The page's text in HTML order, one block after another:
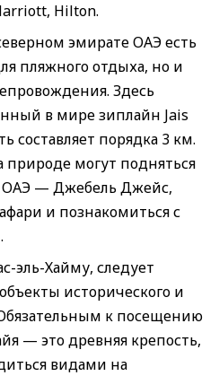
Hilton.
эмирате ОАЭ есть
пляжного отдыха, но и
Здесь
в мире зиплайн Jais
составляет порядка 3 км.
природе могут подняться
ОАЭ — Джебель Джейс,
и познакомиться с
эль-Хайму, следует
исторического и
к посещению
— это древняя крепость,
видами на